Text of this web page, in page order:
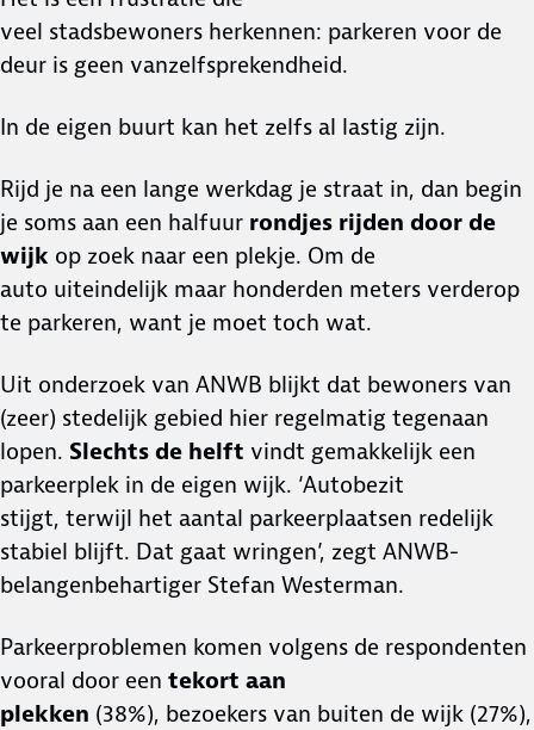
veel stadsbewoners herkennen: parkeren voor de
deur is geen vanzelfsprekendheid.
In de eigen buurt kan het zelfs al lastig zijn.
Rijd je na een lange werkdag je straat in, dan begin
je soms aan een halfuur rondjes rijden door de
wijk op zoek naar een plekje. Om de
auto uiteindelijk maar honderden meters verderop
te parkeren, want je moet toch wat.
Uit onderzoek van ANWB blijkt dat bewoners van
(zeer) stedelijk gebied hier regelmatig tegenaan
lopen. Slechts de helft vindt gemakkelijk een
parkeerplek in de eigen wijk. ‘Autobezit
stijgt, terwijl het aantal parkeerplaatsen redelijk
stabiel blijft. Dat gaat wringen’, zegt ANWB-
belangenbehartiger Stefan Westerman.
Parkeerproblemen komen volgens de respondenten
vooral door een tekort aan
plekken (38%), bezoekers van buiten de wijk (27%),